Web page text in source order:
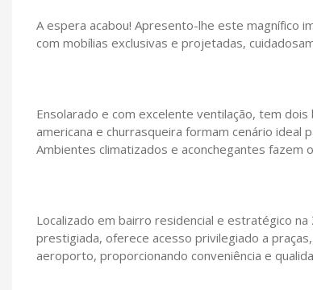
A espera acabou! Apresento-lhe este magnífico
com mobílias exclusivas e projetadas,
Ensolarado e com excelente ventilação, tem
americana e churrasqueira formam cenário
Ambientes climatizados e aconchegantes fazem
Localizado em bairro residencial e estratégico
prestigiada, oferece acesso privilegiado a
aeroporto, proporcionando conveniência e